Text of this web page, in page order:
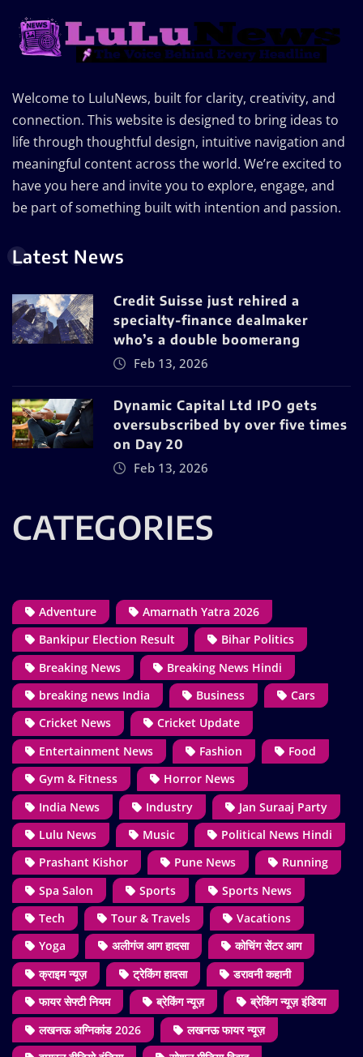
Welcome to LuluNews, built for clarity, creativity, and
connection. This website is designed to bring ideas to
life through thoughtful design, intuitive navigation and
meaningful content across the world. We’re excited to
have you here and invite you to explore, engage, and
be part of something built with intention and passion.
Latest News
Credit Suisse just rehired a
specialty-finance dealmaker
who’s a double boomerang
Feb 13, 2026
Dynamic Capital Ltd IPO gets
oversubscribed by over five times
on Day 20
Feb 13, 2026
CATEGORIES
Adventure
Amarnath Yatra 2026
Bankipur Election Result
Bihar Politics
Breaking News
Breaking News Hindi
breaking news India
Business
Cars
Cricket News
Cricket Update
Entertainment News
Fashion
Food
Gym & Fitness
Horror News
India News
Industry
Jan Suraaj Party
Lulu News
Music
Political News Hindi
Prashant Kishor
Pune News
Running
Spa Salon
Sports
Sports News
Tech
Tour & Travels
Vacations
Yoga
अलीगंज आग हादसा
कोचिंग सेंटर आग
क्राइम न्यूज़
ट्रेकिंग हादसा
डरावनी कहानी
फायर सेफ्टी नियम
ब्रेकिंग न्यूज़
ब्रेकिंग न्यूज़ इंडिया
लखनऊ अग्निकांड 2026
लखनऊ फायर न्यूज़